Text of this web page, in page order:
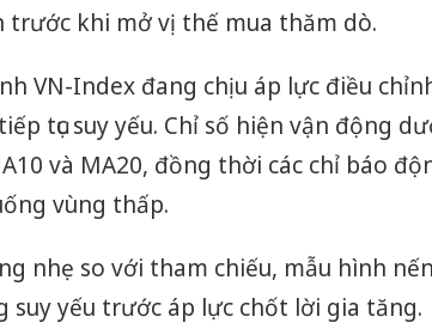
trước khi mở vị thế mua thăm dò.
VN-Index đang chịu áp lực điều
tục suy yếu. Chỉ số hiện vận động
và MA20, đồng thời các chỉ báo
vùng thấp.
nhẹ so với tham chiếu, mẫu hình nến
suy yếu trước áp lực chốt lời gia tăng.